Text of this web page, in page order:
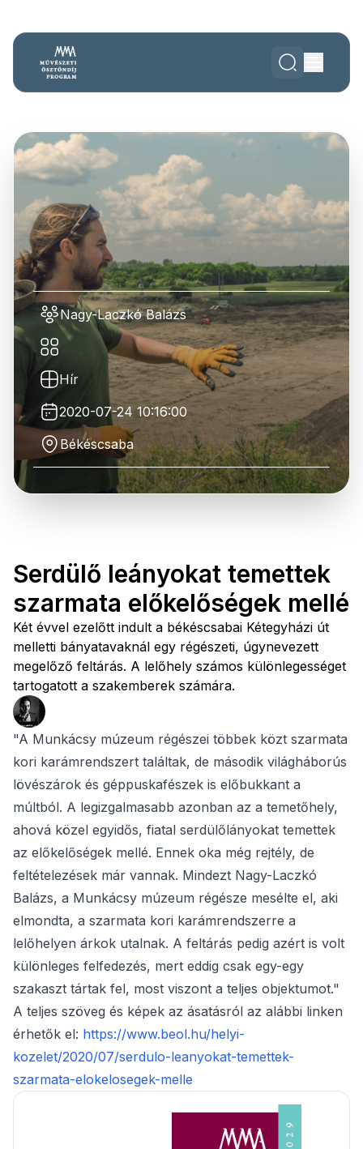
Nagy-Laczkó Balázs
Hír
2020-07-24 10:16:00
Békéscsaba
Serdülő leányokat temettek
szarmata előkelőségek mellé
Két évvel ezelőtt indult a békéscsabai Kétegyházi út
melletti bányatavaknál egy régészeti, úgynevezett
megelőző feltárás. A lelőhely számos különlegességet
tartogatott a szakemberek számára.
"A Munkácsy múzeum régészei többek közt szarmata
kori karámrendszert találtak, de második világháborús
lövészárok és géppuskafészek is előbukkant a
múltból. A legizgalmasabb azonban az a temetőhely,
ahová közel egyidős, fiatal serdülőlányokat temettek
az előkelőségek mellé. Ennek oka még rejtély, de
feltételezések már vannak. Mindezt Nagy-Laczkó
Balázs, a Munkácsy múzeum régésze mesélte el, aki
elmondta, a szarmata kori karámrendszerre a
lelőhelyen árkok utalnak. A feltárás pedig azért is volt
különleges felfedezés, mert eddig csak egy-egy
szakaszt tártak fel, most viszont a teljes objektumot."
A teljes szöveg és képek az ásatásról az alábbi linken
érhetők el: https://www.beol.hu/helyi-
kozelet/2020/07/serdulo-leanyokat-temettek-
szarmata-elokelosegek-melle